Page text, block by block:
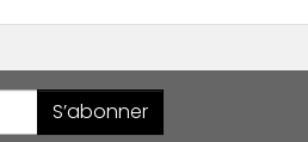
S’abonner